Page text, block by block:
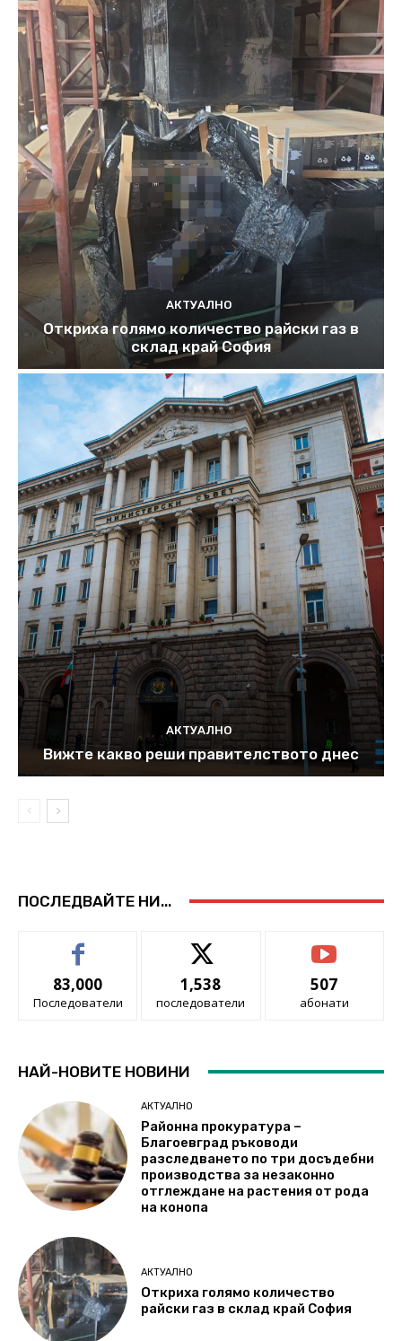
АКТУАЛНО
Откриха голямо количество райски газ в
склад край София
АКТУАЛНО
Вижте какво реши правителството днес
ПОСЛЕДВАЙТЕ НИ...
83,000
Последователи
1,538
последователи
507
абонати
НАЙ-НОВИТЕ НОВИНИ
АКТУАЛНО
Районна прокуратура –
Благоевград ръководи
разследването по три досъдебни
производства за незаконно
отглеждане на растения от рода
на конопа
АКТУАЛНО
Откриха голямо количество
райски газ в склад край София